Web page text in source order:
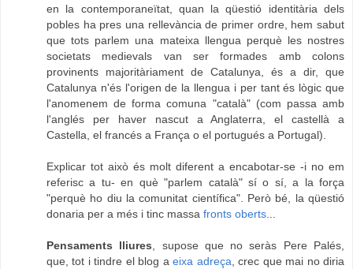
en la contemporaneïtat, quan la qüestió identitària dels
pobles ha pres una rellevància de primer ordre, hem sabut
que tots parlem una mateixa llengua perquè les nostres
societats medievals van ser formades amb colons
provinents majoritàriament de Catalunya, és a dir, que
Catalunya n'és l'origen de la llengua i per tant és lògic que
l'anomenem de forma comuna "català" (com passa amb
l'anglés per haver nascut a Anglaterra, el castellà a
Castella, el francés a França o el portugués a Portugal).
Explicar tot això és molt diferent a encabotar-se -i no em
referisc a tu- en què "parlem català" sí o sí, a la força
"perquè ho diu la comunitat científica". Però bé, la qüestió
donaria per a més i tinc massa fronts oberts
Pensaments lliures , supose que no seràs Pere Palés,
que, tot i tindre el blog aeixa adreça , crec que mai no diria